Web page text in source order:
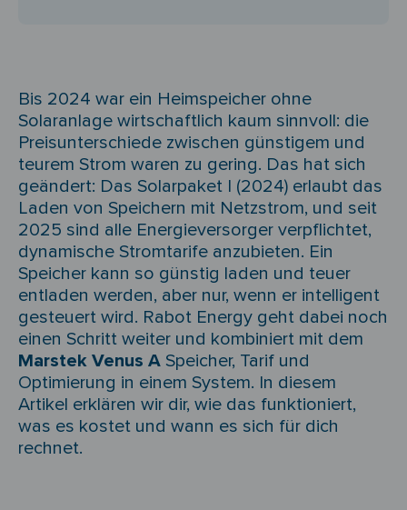
Bis 2024 war ein Heimspeicher ohne
Solaranlage wirtschaftlich kaum sinnvoll: die
Preisunterschiede zwischen günstigem und
teurem Strom waren zu gering. Das hat sich
geändert: Das Solarpaket I (2024) erlaubt das
Laden von Speichern mit Netzstrom, und seit
2025 sind alle Energieversorger verpflichtet,
dynamische Stromtarife anzubieten. Ein
Speicher kann so günstig laden und teuer
entladen werden, aber nur, wenn er intelligent
gesteuert wird. Rabot Energy geht dabei noch
einen Schritt weiter und kombiniert mit dem
Marstek Venus A Speicher, Tarif und
Optimierung in einem System. In diesem
Artikel erklären wir dir, wie das funktioniert,
was es kostet und wann es sich für dich
rechnet.